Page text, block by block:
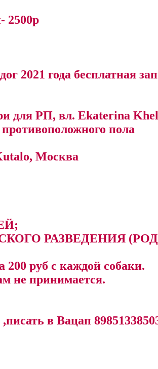
2500р
2021 года бесплатная
для РП, вл. Ekaterina
пола
Москва
РАЗВЕДЕНИЯ
200 руб с каждой собаки.
не принимается.
,писать в Вацап